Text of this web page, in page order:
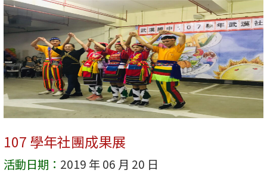
107 學年社團成果展
活動日期： 2019 年 06 月 20 日